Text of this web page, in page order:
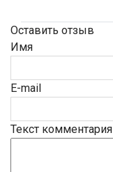
Оставить отзыв
Имя
E-mail
Текст комментария